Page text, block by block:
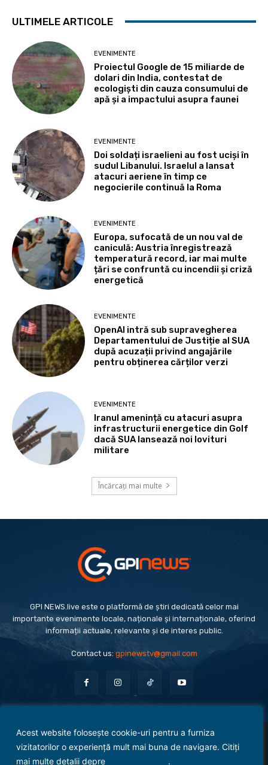
Acest website folosește cookie-uri pentru a furniza
vizitatorilor o experiență mult mai buna de navigare. Citiți
mai multe detalii depre
.
ULTIMELE ARTICOLE
EVENIMENTE
Proiectul Google de 15 miliarde de
dolari din India, contestat de
ecologiști din cauza consumului de
apă și a impactului asupra faunei
EVENIMENTE
Doi soldați israelieni au fost uciși în
sudul Libanului. Israelul a lansat
atacuri aeriene în timp ce
negocierile continuă la Roma
EVENIMENTE
Europa, sufocată de un nou val de
caniculă: Austria înregistrează
temperatură record, iar mai multe
țări se confruntă cu incendii și criză
energetică
EVENIMENTE
OpenAI intră sub supravegherea
Departamentului de Justiție al SUA
după acuzații privind angajările
pentru obținerea cărților verzi
EVENIMENTE
Iranul amenință cu atacuri asupra
infrastructurii energetice din Golf
dacă SUA lansează noi lovituri
militare
Încărcați mai multe
GPI NEWS.live este o platformă de știri dedicată celor mai
importante evenimente locale, naționale și internaționale, oferind
informații actuale, relevante și de interes public.
Contact us:gpinewstv@gmail.com
Evenimente Politică Economie Social
Sport
Cultură
Antreprenoriat
Administrație Publică